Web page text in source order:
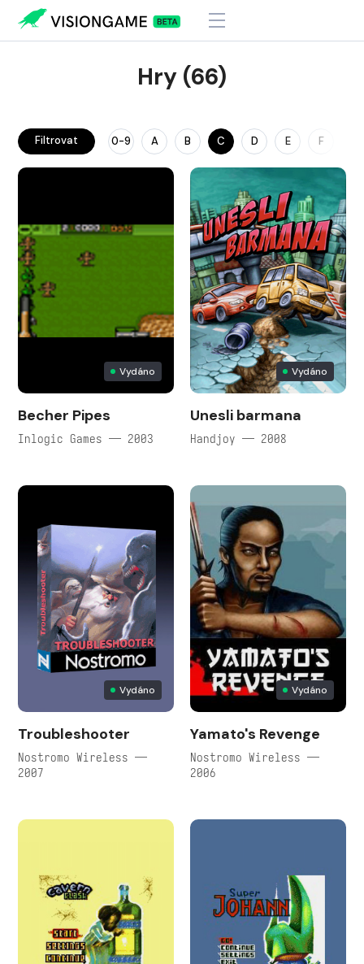
Hry (66)
Filtrovat 0-9 A B C D E F
Vydáno
Becher Pipes
Inlogic Games — 2003
Vydáno
Unesli barmana
Handjoy — 2008
Vydáno
Troubleshooter
Nostromo Wireless —
2007
Vydáno
Yamato's Revenge
Nostromo Wireless —
2006